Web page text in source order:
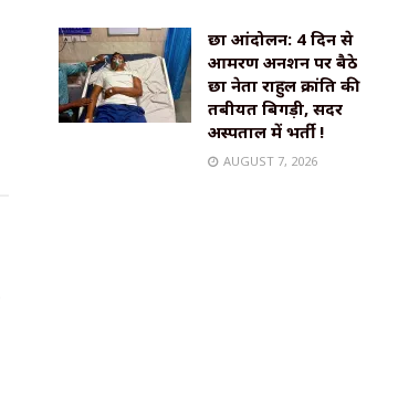
छात्र आंदोलन: 4 दिन से
आमरण अनशन पर बैठे
छात्र नेता राहुल क्रांति की
तबीयत बिगड़ी, सदर
अस्पताल में भर्ती !
AUGUST 7, 2026